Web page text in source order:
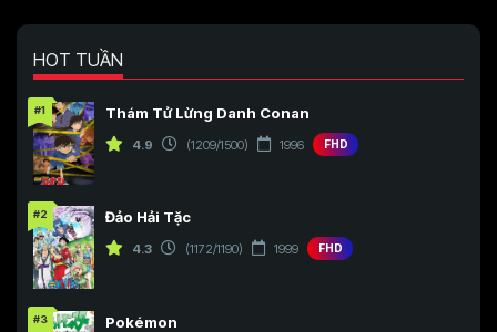
HOT TUẦN
#1 Thám Tử Lừng Danh Conan
4.9 (1209/1500) 1996 FHD
#2 Đảo Hải Tặc
4.3 (1172/1190) 1999 FHD
#3 Pokémon